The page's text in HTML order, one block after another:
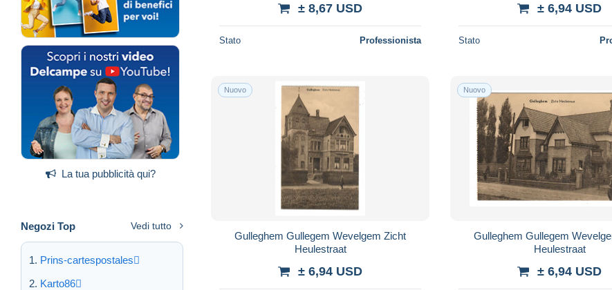
La tua pubblicità qui?
Negozi Top Vedi tutto
Prins-cartespostales
Karto86
± 8,67 USD
Stato Professionista
± 6,94 USD
Stato
Nuovo
Gulleghem Gullegem Wevelgem Zicht
Heulestraat
± 6,94 USD
Nuovo
Gulleghem Gullegem Wevelgem Zicht
Heulestraat
± 6,94 USD